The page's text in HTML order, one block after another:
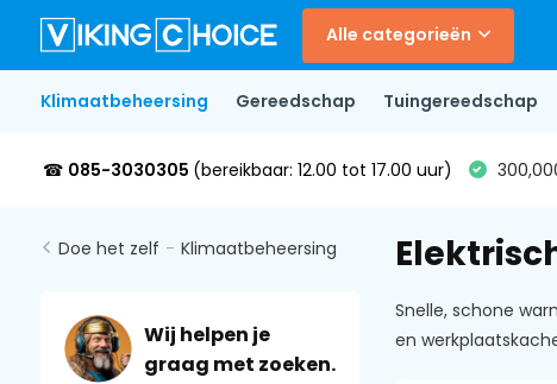
Alle categorieën
Klimaatbeheersing Gereedschap Tuingereedschap
☎ 085-3030305 (bereikbaar: 12.00 tot 17.00 uur)
Doe het zelf - Klimaatbeheersing
Wij helpen je
graag met zoeken.
Snelle, schone
en